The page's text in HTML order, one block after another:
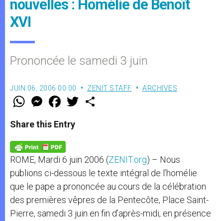
nouvelles : Homélie de Benoît
XVI
Prononcée le samedi 3 juin
JUIN 06, 2006 00:00 ZENIT STAFF ARCHIVES
W
t
s
p
p
M
e
s
e
g
e
r
F
a
e
b
o
k
w
Share this Entry
ROME, Mardi 6 juin 2006 (ZENIT.org) – Nous
publions ci-dessous le texte intégral de l’homélie
que le pape a prononcée au cours de la célébration
des premières vêpres de la Pentecôte, Place Saint-
Pierre, samedi 3 juin en fin d’après-midi, en présence